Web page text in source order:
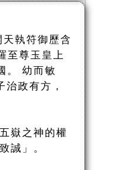
執符御歷含
至尊玉皇上
。 幼而敏
政有方，
嶽之神的權
誠」。